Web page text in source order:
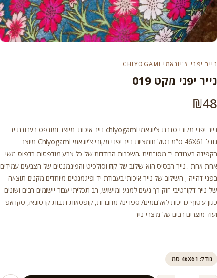
נייר יפני צ'יוגאמי CHIYOGAMI
נייר יפני מקט 019
₪48
נייר יפני מקורי סדרת צ’יוגאמי chiyogami נייר איכותי מיוצר ומודפס בעבודת יד
גודל 46X61 ס”מ נטול חומציות נייר יפני מקורי צ’יוגאמי Chiyogami מיוצר
בקפידה בעבודת יד מסורתית .השכבות הבודדות של כל צבע מודפסות בדפוס משי
אחת אחת . נייר הבסיס הוא שילוב של קוזו וסולפיט והפיגמנטים של הצבעים עמידים
בפני דהייה , השילוב של נייר איכותי בעבודת יד ופיגמנטים מיוחדים מקנים תוצאה
של נייר דקורטיבי חזק רך נעים למגע ומישוש, רב תכליתי עבור יישומים רבים ושונים
כגון עיטוף כריכות לאלבומים/ ספרים/ מחברות, קופסאות תיבות קרטונאז, סקראפ
ועוד מוצרים רבים של מוצרי נייר
גודל: 46X61 סמ